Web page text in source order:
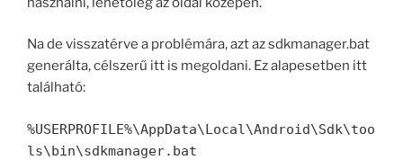
Na de visszatérve a problémára, azt az sdkmanager.bat
generálta, célszerű itt is megoldani. Ez alapesetben itt
található:
%USERPROFILE%\AppData\Local\Android\Sdk\too
ls\bin\sdkmanager.bat